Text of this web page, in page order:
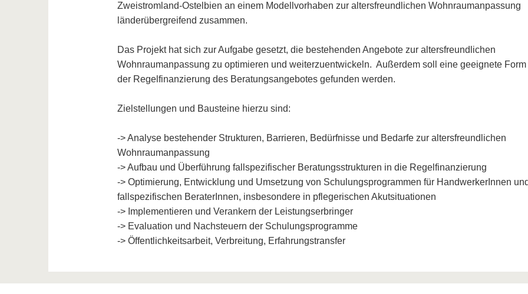
Zweistromland-Ostelbien an einem Modellvorhaben zur altersfreundlichen Wohnraumanpassung
länderübergreifend zusammen.
Das Projekt hat sich zur Aufgabe gesetzt, die bestehenden Angebote zur altersfreundlichen
Wohnraumanpassung zu optimieren und weiterzuentwickeln. Außerdem soll eine geeignete Form
der Regelfinanzierung des Beratungsangebotes gefunden werden.
Zielstellungen und Bausteine hierzu sind:
-> Analyse bestehender Strukturen, Barrieren, Bedürfnisse und Bedarfe zur altersfreundlichen
Wohnraumanpassung
-> Aufbau und Überführung fallspezifischer Beratungsstrukturen in die Regelfinanzierung
-> Optimierung, Entwicklung und Umsetzung von Schulungsprogrammen für HandwerkerInnen
fallspezifischen BeraterInnen, insbesondere in pflegerischen Akutsituationen
-> Implementieren und Verankern der Leistungserbringer
-> Evaluation und Nachsteuern der Schulungsprogramme
-> Öffentlichkeitsarbeit, Verbreitung, Erfahrungstransfer